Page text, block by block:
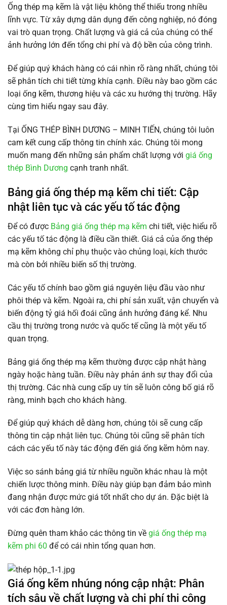
Ống thép mạ kẽm là vật liệu không thể thiếu trong nhiều
lĩnh vực. Từ xây dựng dân dụng đến công nghiệp, nó đóng
vai trò quan trọng. Chất lượng và giá cả của chúng có thể
ảnh hưởng lớn đến tổng chi phí và độ bền của công trình.
Để giúp quý khách hàng có cái nhìn rõ ràng nhất, chúng tôi
sẽ phân tích chi tiết từng khía cạnh. Điều này bao gồm các
loại ống kẽm, thương hiệu và các xu hướng thị trường. Hãy
cùng tìm hiểu ngay sau đây.
Tại ỐNG THÉP BÌNH DƯƠNG – MINH TIẾN, chúng tôi luôn
cam kết cung cấp thông tin chính xác. Chúng tôi mong
muốn mang đến những sản phẩm chất lượng với giá ống
thép Bình Dương cạnh tranh nhất.
Bảng giá ống thép mạ kẽm chi tiết: Cập
nhật liên tục và các yếu tố tác động
Để có được Bảng giá ống thép mạ kẽm chi tiết, việc hiểu rõ
các yếu tố tác động là điều cần thiết. Giá cả của ống thép
mạ kẽm không chỉ phụ thuộc vào chủng loại, kích thước
mà còn bởi nhiều biến số thị trường.
Các yếu tố chính bao gồm giá nguyên liệu đầu vào như
phôi thép và kẽm. Ngoài ra, chi phí sản xuất, vận chuyển và
biến động tỷ giá hối đoái cũng ảnh hưởng đáng kể. Nhu
cầu thị trường trong nước và quốc tế cũng là một yếu tố
quan trọng.
Bảng giá ống thép mạ kẽm thường được cập nhật hàng
ngày hoặc hàng tuần. Điều này phản ánh sự thay đổi của
thị trường. Các nhà cung cấp uy tín sẽ luôn công bố giá rõ
ràng, minh bạch cho khách hàng.
Để giúp quý khách dễ dàng hơn, chúng tôi sẽ cung cấp
thông tin cập nhật liên tục. Chúng tôi cũng sẽ phân tích
cách các yếu tố này tác động đến giá ống kẽm hôm nay.
Việc so sánh bảng giá từ nhiều nguồn khác nhau là một
chiến lược thông minh. Điều này giúp bạn đảm bảo mình
đang nhận được mức giá tốt nhất cho dự án. Đặc biệt là
với các đơn hàng lớn.
Đừng quên tham khảo các thông tin về giá ống thép mạ
kẽm phi 60 để có cái nhìn tổng quan hơn.
Giá ống kẽm nhúng nóng cập nhật: Phân
tích sâu về chất lượng và chi phí thi công